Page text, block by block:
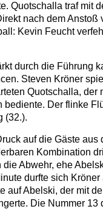
Quotschalla traf mit
nach dem Anstoß
Kevin Feucht
durch die Führung
Steven Kröner
Quotschalla, der
bediente. Der flinke
(32.).
auf die Gäste
Kombination
die Abwehr, ehe
durfte sich
auf Abelski, der mit
Die Nummer 13